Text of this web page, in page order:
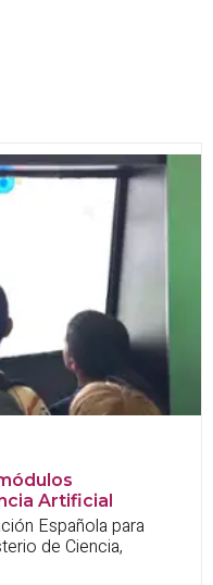
Artificial
Española para
de Ciencia,